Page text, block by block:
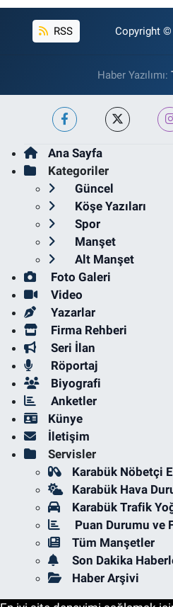
RSS Copyright ©
Haber Yazılımı:
Ana Sayfa
Kategoriler
Güncel
Köşe Yazıları
Spor
Manşet
Alt Manşet
Foto Galeri
Video
Yazarlar
Firma Rehberi
Seri İlan
Röportaj
Biyografi
Anketler
Künye
İletişim
Servisler
Karabük Nöbetçi
Karabük Hava
Karabük Trafik
Puan Durumu ve
Tüm Manşetler
Son Dakika
Haber Arşivi